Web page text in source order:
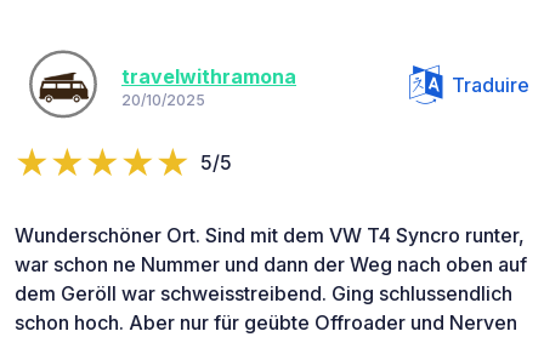
travelwithramona
20/10/2025
Traduire
5/5
Wunderschöner Ort. Sind mit dem VW T4 Syncro runter,
war schon ne Nummer und dann der Weg nach oben auf
dem Geröll war schweisstreibend. Ging schlussendlich
schon hoch. Aber nur für geübte Offroader und Nerven